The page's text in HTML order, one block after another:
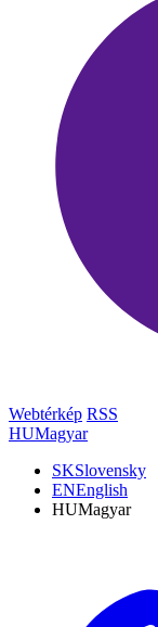
Webtérkép RSS
HUMagyar
SKSlovensky
ENEnglish
HUMagyar